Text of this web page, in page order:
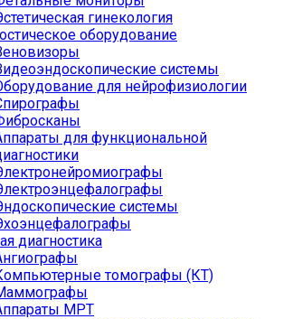
гинекология
оборудование
системы
для нейрофизиологии
для функциональной
системы
диагностика
томографы (КТ)
МРТ